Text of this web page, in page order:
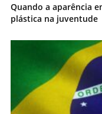
Quando a aparência
plástica na juventude